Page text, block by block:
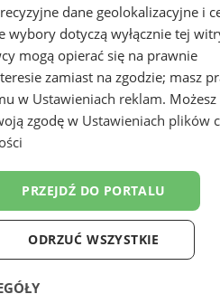
Polsce z
ogólnym
dane geolokalizacyjne i
wybory dotyczą wyłącznie tej
mogą opierać się na prawnie
zamiast na zgodzie; masz
w Ustawieniach reklam.
zgodę w Ustawieniach plików
PRZEJDŹ DO PORTALU
ODRZUĆ WSZYSTKIE